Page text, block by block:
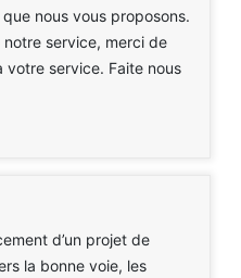
nous vous proposons.
notre service, merci de
votre service. Faite nous
d’un projet de
la bonne voie, les